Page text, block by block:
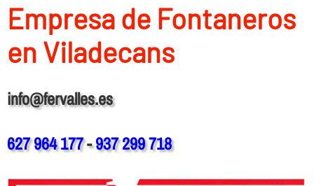
Empresa de Fontaneros
en Viladecans
info@fervalles.es
627 964 177-937 299 718